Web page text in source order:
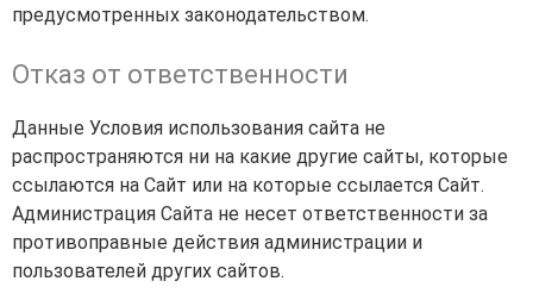
предусмотренных законодательством.
Отказ от ответственности
Данные Условия использования сайта не
распространяются ни на какие другие сайты, которые
ссылаются на Сайт или на которые ссылается Сайт.
Администрация Сайта не несет ответственности за
противоправные действия администрации и
пользователей других сайтов.